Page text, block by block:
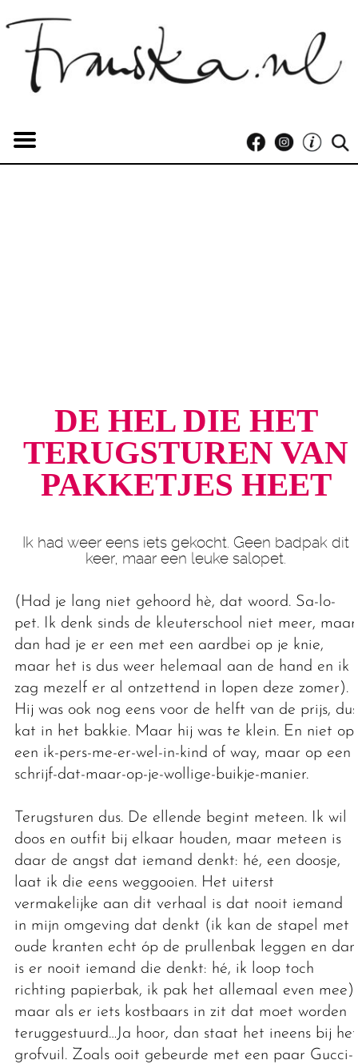
DE HEL DIE HET
TERUG­STUREN VAN
PAKKETJES HEET
Ik had weer eens iets gekocht. Geen badpak dit
keer, maar een leuke salopet.
(Had je lang niet gehoord hè, dat woord. Sa-lo-
pet. Ik denk sinds de kleuterschool niet meer, maar
dan had je er een met een aardbei op je knie,
maar het is dus weer helemaal aan de hand en ik
zag mezelf er al ontzettend in lopen deze zomer).
Hij was ook nog eens voor de helft van de prijs, dus
kat in het bakkie. Maar hij was te klein. En niet op
een ik-pers-me-er-wel-in-kind of way, maar op een
schrijf-dat-maar-op-je-wollige-buikje-manier.
Terugsturen dus. De ellende begint meteen. Ik wil
doos en outfit bij elkaar houden, maar meteen is
daar de angst dat iemand denkt: hé, een doosje,
laat ik die eens weggooien. Het uiterst
vermakelijke aan dit verhaal is dat nooit iemand
in mijn omgeving dat denkt (ik kan de stapel met
oude kranten echt óp de prullenbak leggen en dan
is er nooit iemand die denkt: hé, ik loop toch
richting papierbak, ik pak het allemaal even mee),
maar als er iets kostbaars in zit dat moet worden
teruggestuurd…Ja hoor, dan staat het ineens bij het
grofvuil. Zoals ooit gebeurde met een paar Gucci-